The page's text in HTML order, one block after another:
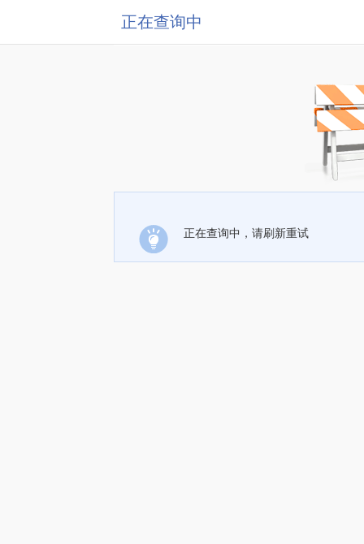
正在查询中
正在查询中，请刷新重试